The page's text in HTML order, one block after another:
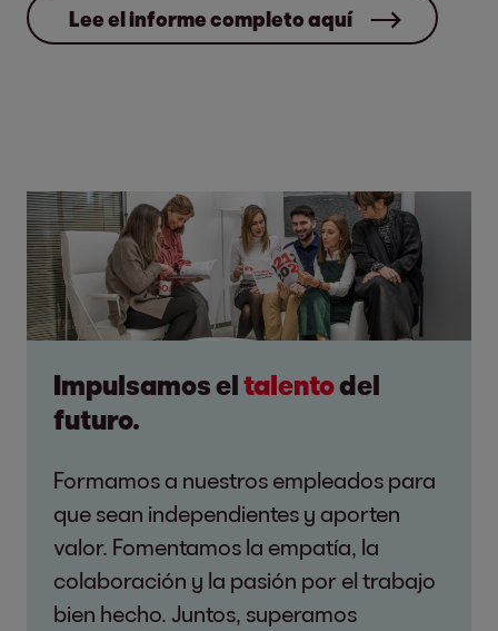
Lee el informe completo aquí
Impulsamos eltalentodel
futuro.
Formamos a nuestros empleados para
que sean independientes y aporten
valor. Fomentamos la empatía, la
colaboración y la pasión por el trabajo
bien hecho. Juntos, superamos